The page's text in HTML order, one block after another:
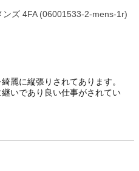
ズ 4FA (06001533-2-mens-1r)
麗に縦張りされてあります。
いであり良い仕事がされてい